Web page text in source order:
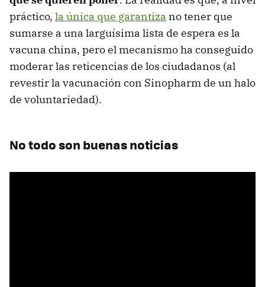
práctico, la única que garantiza no tener que
sumarse a una larguísima lista de espera es la
vacuna china, pero el mecanismo ha conseguido
moderar las reticencias de los ciudadanos (al
revestir la vacunación con Sinopharm de un halo
de voluntariedad).
No todo son buenas noticias